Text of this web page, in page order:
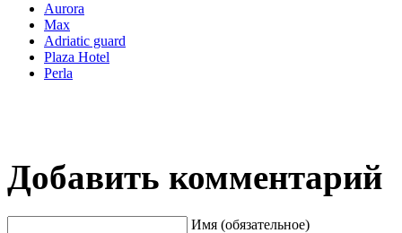
Aurora
Max
Adriatic guard
Plaza Hotel
Perla
Добавить комментарий
Имя (обязательное)